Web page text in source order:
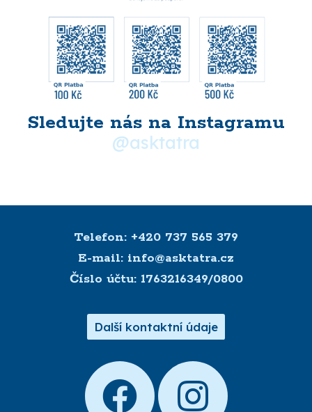
Sledujte nás na Instagramu
@asktatra
Telefon: +420 737 565 379
E-mail: info@asktatra.cz
Číslo účtu: 1763216349/0800
Další kontaktní údaje